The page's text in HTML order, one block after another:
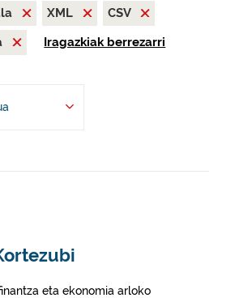
XML
CSV
Iragazkiak berrezarri
eta ekonomia arloko